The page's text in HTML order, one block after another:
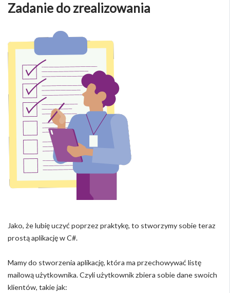
Zadanie do zrealizowania
Jako, że lubię uczyć poprzez praktykę, to stworzymy sobie teraz
prostą aplikację w C#.
Mamy do stworzenia aplikację, która ma przechowywać listę
mailową użytkownika. Czyli użytkownik zbiera sobie dane swoich
klientów, takie jak: